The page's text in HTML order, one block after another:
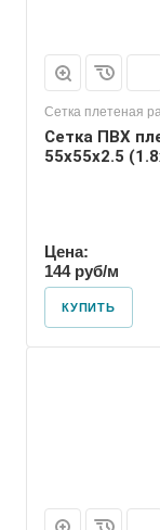
Сетка плетеная
Сетка ПВХ
55х55х2.5
Цена:
144 руб/м
КУПИТЬ